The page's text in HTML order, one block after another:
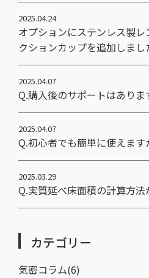
2025.04.24
オプションにステンレス製
クションカップを追加しまし
2025.04.07
Q.購入後のサポートはありま
2025.04.07
Q.初心者でも簡単に使えます
2025.03.29
Q.実質延べ床面積の計算方
カテゴリー
気密コラム(6)